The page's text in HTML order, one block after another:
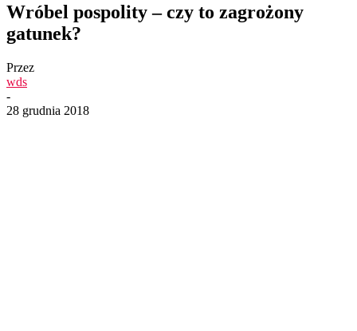
Wróbel pospolity – czy to zagrożony
gatunek?
Przez
wds
-
28 grudnia 2018